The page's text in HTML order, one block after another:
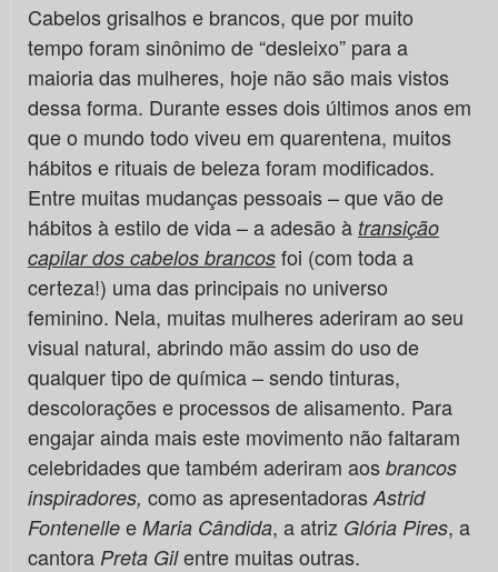
Cabelos grisalhos e brancos, que por muito
tempo foram sinônimo de “desleixo” para a
maioria das mulheres, hoje não são mais vistos
dessa forma. Durante esses dois últimos anos em
que o mundo todo viveu em quarentena, muitos
hábitos e rituais de beleza foram modificados.
Entre muitas mudanças pessoais – que vão de
hábitos à estilo de vida – a adesão à transição
capilar dos cabelos brancosfoi (com toda a
certeza!) uma das principais no universo
feminino. Nela, muitas mulheres aderiram ao seu
visual natural, abrindo mão assim do uso de
qualquer tipo de química – sendo tinturas,
descolorações e processos de alisamento. Para
engajar ainda mais este movimento não faltaram
celebridades que também aderiram aos brancos
inspiradores, como as apresentadoras Astrid
Fontenellee Maria Cândida, a atriz Glória Pires, a
cantora Preta Gilentre muitas outras.